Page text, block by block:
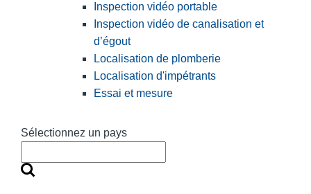
Sélectionnez un pays
Inspection vidéo portable
Inspection vidéo de canalisation et
d’égout
Localisation de plomberie
Localisation d'impétrants
Essai et mesure